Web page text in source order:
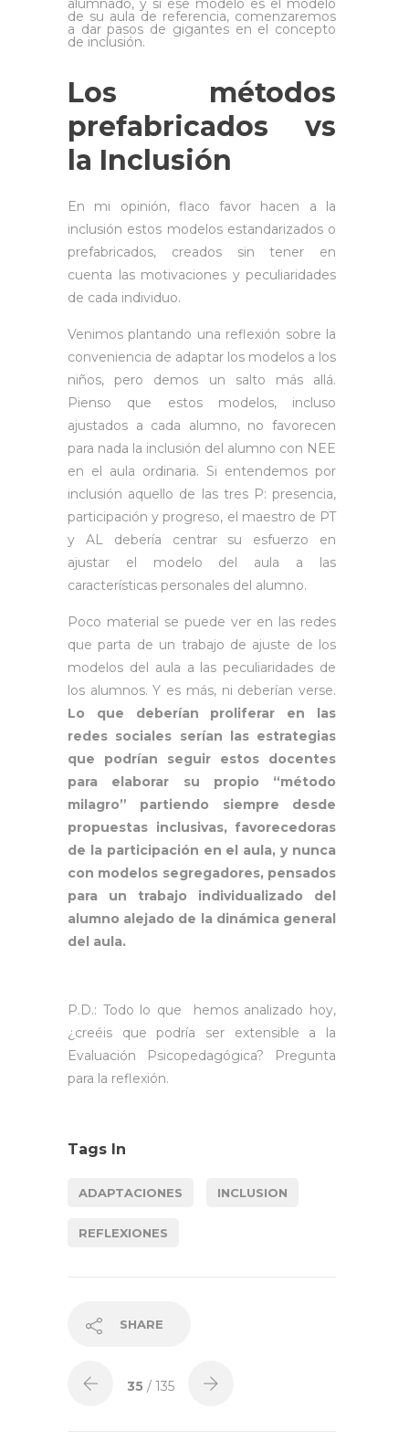
alumnado, y si ese modelo es el modelo
de su aula de referencia, comenzaremos
a dar pasos de gigantes en el concepto
de inclusión.
Los métodos
prefabricados vs
la Inclusión
En mi opinión, flaco favor hacen a la
inclusión estos modelos estandarizados o
prefabricados, creados sin tener en
cuenta las motivaciones y peculiaridades
de cada individuo.
Venimos plantando una reflexión sobre la
conveniencia de adaptar los modelos a los
niños, pero demos un salto más allá.
Pienso que estos modelos, incluso
ajustados a cada alumno, no favorecen
para nada la inclusión del alumno con NEE
en el aula ordinaria. Si entendemos por
inclusión aquello de las tres P: presencia,
participación y progreso, el maestro de PT
y AL debería centrar su esfuerzo en
ajustar el modelo del aula a las
características personales del alumno.
Poco material se puede ver en las redes
que parta de un trabajo de ajuste de los
modelos del aula a las peculiaridades de
los alumnos. Y es más, ni deberían verse.
Lo que deberían proliferar en las
redes sociales serían las estrategias
que podrían seguir estos docentes
para elaborar su propio “método
milagro” partiendo siempre desde
propuestas inclusivas, favorecedoras
de la participación en el aula, y nunca
con modelos segregadores, pensados
para un trabajo individualizado del
alumno alejado de la dinámica general
del aula.
P.D.: Todo lo que hemos analizado hoy,
¿creéis que podría ser extensible a la
Evaluación Psicopedagógica? Pregunta
para la reflexión.
Tags In
ADAPTACIONES INCLUSION
REFLEXIONES
SHARE
35 / 135